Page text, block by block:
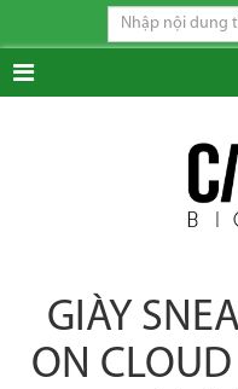
GIÀY
ON